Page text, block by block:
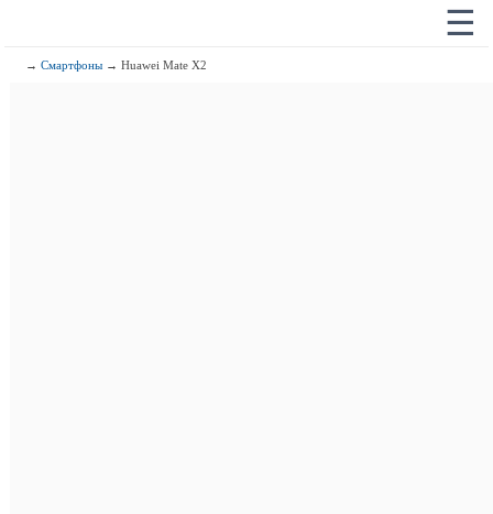
☰
→Смартфоны → Huawei Mate X2